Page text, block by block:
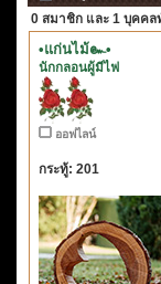
0 สมาชิก และ 1 บุคค
•แก่นไม้๛•
นักกลอนผู้มีไฟ
ออฟไลน์
กระทู้: 201